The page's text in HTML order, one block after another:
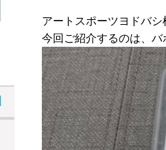
アートスポーツヨドバシ
今回ご紹介するのは、